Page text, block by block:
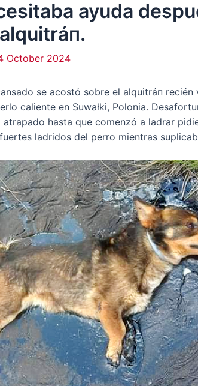
ayuda
October 2024
se acostó sobre el alquitráп
caliente en Suwałki, Polonia.
hasta que comenzó a ladrar
ladridos del perro mientras